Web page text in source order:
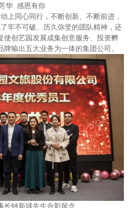
华 感恩有你
上同心同行，不断创新、不断前进，
牢不可破、历久弥坚的团队精神，还
使创艺园发展成集创意服务、投资孵
输出五大业务为一体的集团公司。
长钟新球先生合影留念